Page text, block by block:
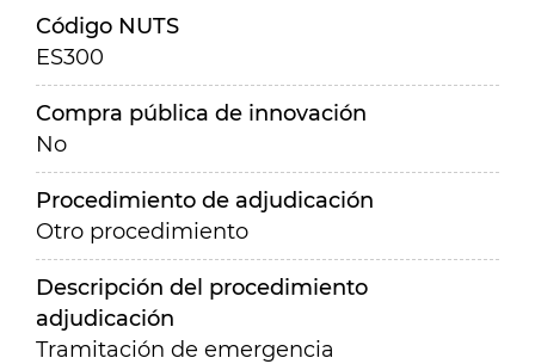
Código NUTS
ES300
Compra pública de innovación
No
Procedimiento de adjudicación
Otro procedimiento
Descripción del procedimiento
adjudicación
Tramitación de emergencia